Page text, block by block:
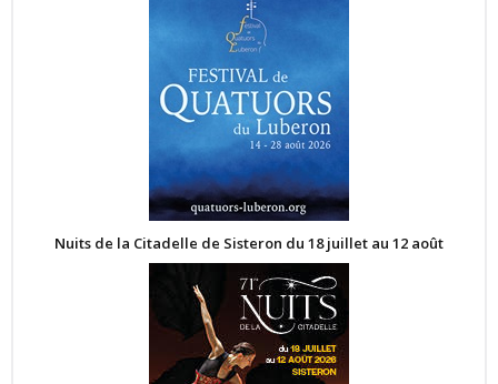
Nuits de la Citadelle de Sisteron du 18 juillet au 12 août